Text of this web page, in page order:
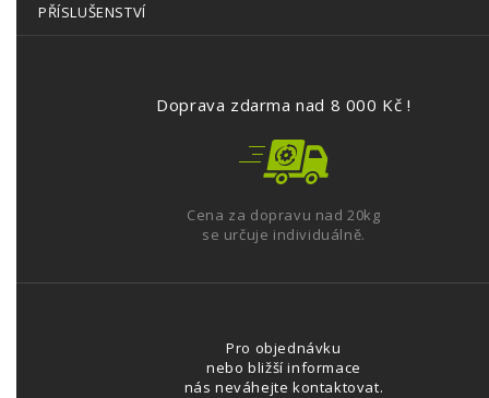
PŘÍSLUŠENSTVÍ
Doprava zdarma nad 8 000 Kč !
Cena za dopravu nad 20kg
se určuje individuálně.
Pro objednávku
nebo bližší informace
nás neváhejte kontaktovat.